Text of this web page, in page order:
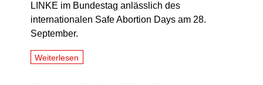
LINKE im Bundestag anlässlich des
internationalen Safe Abortion Days am 28.
September.
Weiterlesen